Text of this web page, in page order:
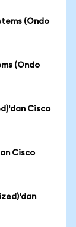
(Ondo
(Ondo
Cisco
Cisco